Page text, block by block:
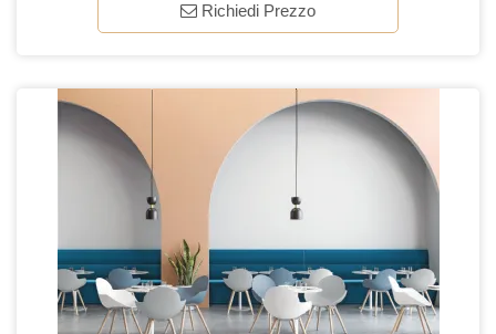
Richiedi Prezzo